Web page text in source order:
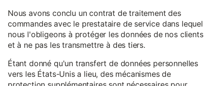
Nous avons conclu un contrat de traitement des
commandes avec le prestataire de service dans lequel
nous l'obligeons à protéger les données de nos clients
et à ne pas les transmettre à des tiers.
Étant donné qu'un transfert de données personnelles
vers les États-Unis a lieu, des mécanismes de